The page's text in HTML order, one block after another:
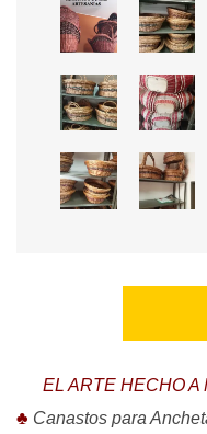
EL ARTE HECHO A
♣ Canastos para